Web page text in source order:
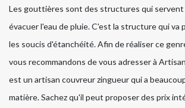
Les gouttières sont des structures qui
évacuer l'eau de pluie. C'est la structure qui
les soucis d'étanchéité. Afin de réaliser ce
vous recommandons de vous adresser à
est un artisan couvreur zingueur qui a
matière. Sachez qu'il peut proposer des prix